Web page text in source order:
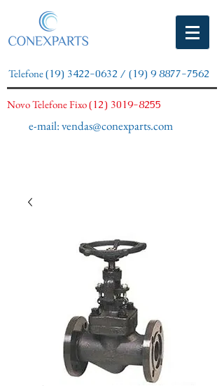
Telefone(19) 3422-0632 / (19) 9 8877-7562
e-mail:vendas@conexparts.com
Novo Telefone Fixo(12) 3019-8255